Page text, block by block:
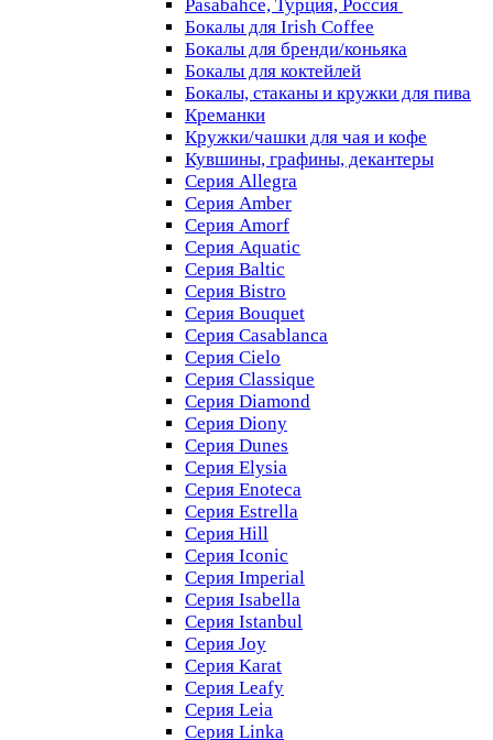
Pasabahce, Турция, Россия
Бокалы для Irish Coffee
Бокалы для бренди/коньяка
Бокалы для коктейлей
Бокалы, стаканы и кружки для пива
Креманки
Кружки/чашки для чая и кофе
Кувшины, графины, декантеры
Серия Allegra
Серия Amber
Серия Amorf
Серия Aquatic
Серия Baltic
Серия Bistro
Серия Bouquet
Серия Casablanсa
Серия Cielo
Серия Classique
Серия Diamond
Серия Diony
Серия Dunes
Серия Elysia
Серия Enoteca
Серия Estrella
Серия Hill
Серия Iconic
Серия Imperial
Серия Isabella
Серия Istanbul
Серия Joy
Серия Karat
Серия Leafy
Серия Leia
Серия Linka